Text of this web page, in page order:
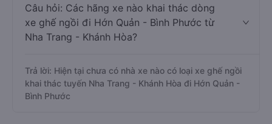
Câu hỏi: Các hãng xe nào khai thác dòng
xe ghế ngồi đi Hớn Quản - Bình Phước từ
Nha Trang - Khánh Hòa?
Trả lời: Hiện tại chưa có nhà xe nào có loại xe ghế ngồi
khai thác tuyến Nha Trang - Khánh Hòa đi Hớn Quản -
Bình Phước